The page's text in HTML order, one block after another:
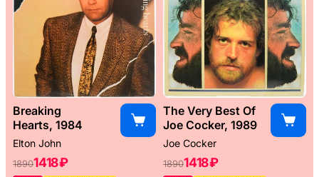
Breaking
Hearts, 1984
Elton John
18901418 ₽
The Very Best Of
Joe Cocker, 1989
Joe Cocker
18901418 ₽